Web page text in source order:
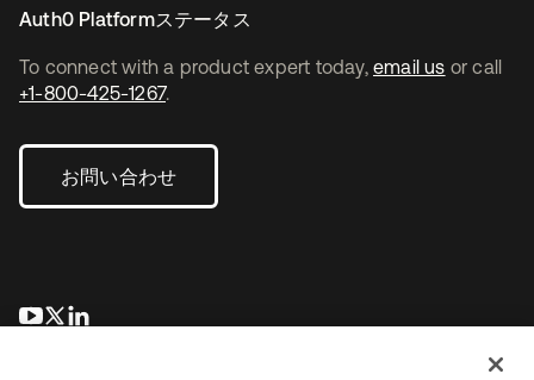
To connect with a product expert today, email us or call
+1-800-425-1267.
お問い合わせ
新しいタブで開く
新しいタブで開く
Auth0 Platformステータス